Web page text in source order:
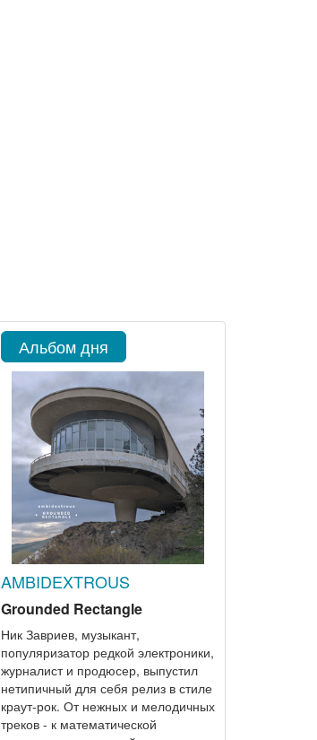
Альбом дня
AMBIDEXTROUS
Grounded Rectangle
Ник Завриев, музыкант,
популяризатор редкой электроники,
журналист и продюсер, выпустил
нетипичный для себя релиз в стиле
краут-рок. От нежных и мелодичных
треков - к математической